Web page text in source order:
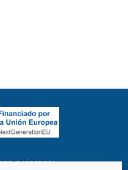
a viernes: